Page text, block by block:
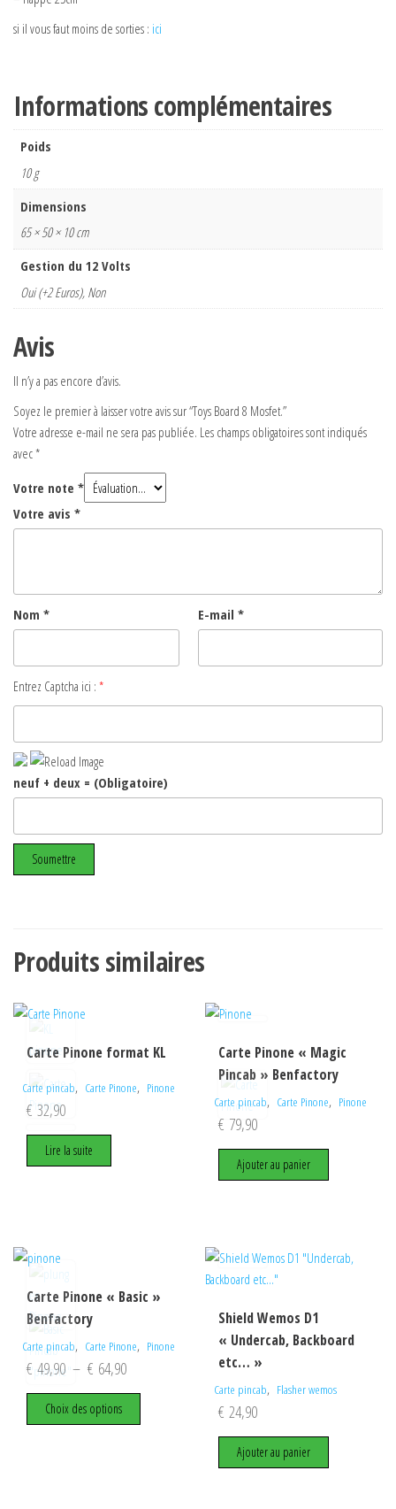
si il vous faut moins de sorties : ici
Informations complémentaires
Poids
10 g
Dimensions
65 × 50 × 10 cm
Gestion du 12 Volts
Oui (+2 Euros), Non
Avis
Il n’y a pas encore d’avis.
Soyez le premier à laisser votre avis sur “Toys Board 8 Mosfet.”
Votre adresse e-mail ne sera pas publiée. Les champs obligatoires sont indiqués
avec*
Votre note *
Votre avis *
Nom * E-mail *
Entrez Captcha ici : *
neuf + deux = (Obligatoire)
Produits similaires
Carte Pinone format KL
Carte pincab, Carte Pinone, Pinone
€ 32,90
Lire la suite
Carte Pinone « Magic
Pincab » Benfactory
Carte pincab, Carte Pinone, Pinone
€ 79,90
Ajouter au panier
Carte Pinone « Basic »
Benfactory
Carte pincab, Carte Pinone, Pinone
€ 49,90 – € 64,90Plage
de
Choix des options
Shield Wemos D1
« Undercab, Backboard
etc… »
Carte pincab, Flasher wemos
€ 24,90
Ajouter au panier